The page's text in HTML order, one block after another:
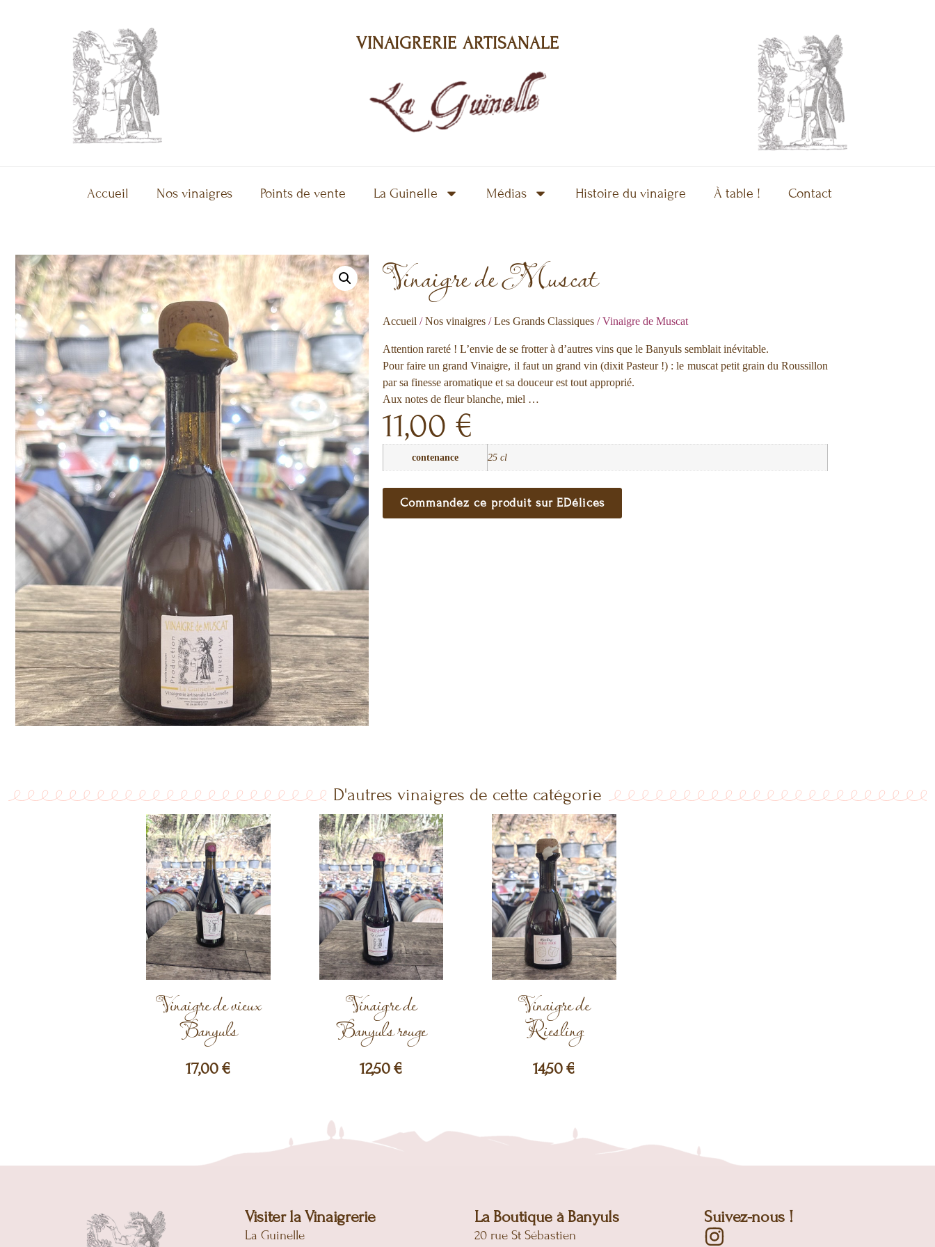
VINAIGRERIE ARTISANALE
Accueil Nos vinaigres Points de vente La Guinelle Médias Histoire du vinaigre À table ! Contact
Vinaigre de Muscat
Accueil /Nos vinaigres /Les Grands Classiques / Vinaigre de Muscat
Attention rareté ! L’envie de se frotter à d’autres vins que le Banyuls semblait inévitable.
Pour faire un grand Vinaigre, il faut un grand vin (dixit Pasteur !) : le muscat petit grain du Roussillon
par sa finesse aromatique et sa douceur est tout approprié.
Aux notes de fleur blanche, miel …
11,00 €
contenance 25 cl
Commandez ce produit sur EDélices
D'autres vinaigres de cette catégorie
Vinaigre de vieux
Banyuls
17,00€
Vinaigre de
Banyuls rouge
12,50€
Vinaigre de
Riesling
14,50€
Visiter la Vinaigrerie
La Guinelle
La Boutique à Banyuls
20 rue St Sébastien
Suivez-nous !